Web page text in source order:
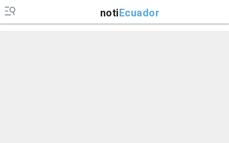
notiEcuador